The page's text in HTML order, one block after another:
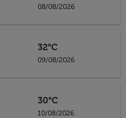
08/08/2026
32°C
09/08/2026
30°C
10/08/2026